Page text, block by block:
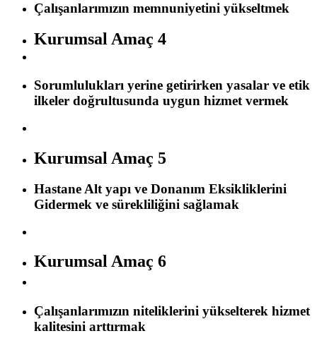
Çalışanlarımızın memnuniyetini yükseltmek
Kurumsal Amaç 4
Sorumlulukları yerine getirirken yasalar ve etik
ilkeler doğrultusunda uygun hizmet vermek
Kurumsal Amaç 5
Hastane Alt yapı ve Donanım Eksikliklerini
Gidermek ve sürekliliğini sağlamak
Kurumsal Amaç 6
Çalışanlarımızın niteliklerini yükselterek hizmet
kalitesini arttırmak